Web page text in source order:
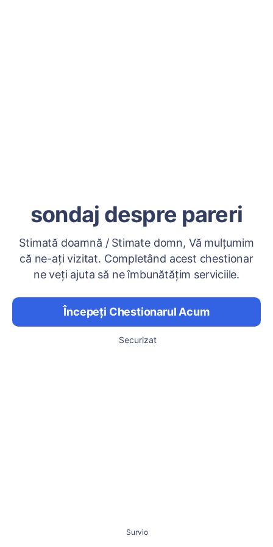
sondaj despre pareri
Stimată doamnă / Stimate domn, Vă mulțumim
că ne-ați vizitat. Completând acest chestionar
ne veți ajuta să ne îmbunătățim serviciile.
Începeți Chestionarul Acum
Securizat
Survio